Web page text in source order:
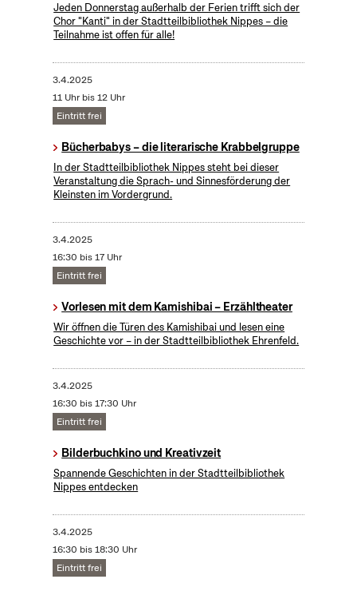
Jeden Donnerstag außerhalb der Ferien trifft sich der
Chor "Kanti" in der Stadtteilbibliothek Nippes – die
Teilnahme ist offen für alle!
3.4.2025
11 Uhr bis 12 Uhr
Eintritt frei
Bücherbabys – die literarische Krabbelgruppe
In der Stadtteilbibliothek Nippes steht bei dieser
Veranstaltung die Sprach- und Sinnesförderung der
Kleinsten im Vordergrund.
3.4.2025
16:30 bis 17 Uhr
Eintritt frei
Vorlesen mit dem Kamishibai – Erzähltheater
Wir öffnen die Türen des Kamishibai und lesen eine
Geschichte vor – in der Stadtteilbibliothek Ehrenfeld.
3.4.2025
16:30 bis 17:30 Uhr
Eintritt frei
Bilderbuchkino und Kreativzeit
Spannende Geschichten in der Stadtteilbibliothek
Nippes entdecken
3.4.2025
16:30 bis 18:30 Uhr
Eintritt frei